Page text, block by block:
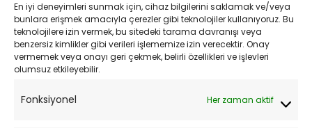
En iyi deneyimleri sunmak için, cihaz bilgilerini saklamak ve/veya
bunlara erişmek amacıyla çerezler gibi teknolojiler kullanıyoruz. Bu
teknolojilere izin vermek, bu sitedeki tarama davranışı veya
benzersiz kimlikler gibi verileri işlememize izin verecektir. Onay
vermemek veya onayı geri çekmek, belirli özellikleri ve işlevleri
olumsuz etkileyebilir.
Fonksiyonel Her zaman aktif
Kişisel Verilerin Korunması
Mesafeli Satış Sözleşmesi